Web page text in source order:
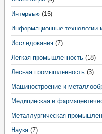
Интервью (15)
Информационные технологии
Исследования (7)
Легкая промышленность (18)
Лесная промышленность (3)
Машиностроение и
Медицинская и
Металлургическая
Наука(7)